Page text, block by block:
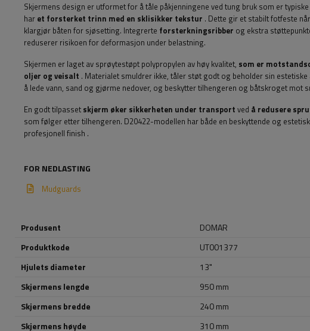
Skjermens design er utformet for å tåle påkjenningene ved tung bruk som er
har et forsterket trinn med en sklisikker tekstur . Dette gir et stabilt fotfeste
klargjør båten for sjøsetting. Integrerte forsterkningsribber og ekstra
reduserer risikoen for deformasjon under belastning.
Skjermen er laget av sprøytestøpt polypropylen av høy kvalitet, som er
oljer og veisalt . Materialet smuldrer ikke, tåler støt godt og beholder sin
å lede vann, sand og gjørme nedover, og beskytter tilhengeren og båtskroget mot
En godt tilpasset skjerm øker sikkerheten under transport ved å redusere
som følger etter tilhengeren. D20422-modellen har både en beskyttende og
profesjonell finish .
FOR NEDLASTING
Mudguards
Produsent
DOMAR
Produktkode
UT001377
Hjulets diameter
13"
Skjermens lengde
950 mm
Skjermens bredde
240 mm
Skjermens høyde
310 mm